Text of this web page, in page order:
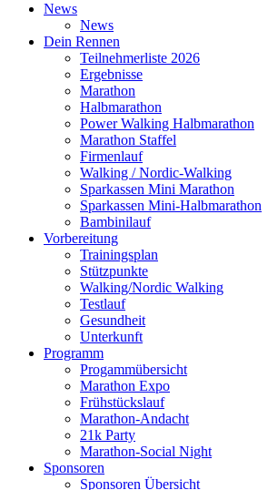
News
News
Dein Rennen
Teilnehmerliste 2026
Ergebnisse
Marathon
Halbmarathon
Power Walking Halbmarathon
Marathon Staffel
Firmenlauf
Walking / Nordic-Walking
Sparkassen Mini Marathon
Sparkassen Mini-Halbmarathon
Bambinilauf
Vorbereitung
Trainingsplan
Stützpunkte
Walking/Nordic Walking
Testlauf
Gesundheit
Unterkunft
Programm
Progammübersicht
Marathon Expo
Frühstückslauf
Marathon-Andacht
21k Party
Marathon-Social Night
Sponsoren
Sponsoren Übersicht